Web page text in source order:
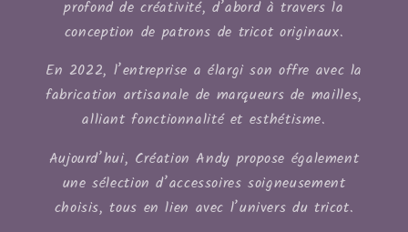
profond de créativité, d’abord à travers la
conception de patrons de tricot originaux.
En 2022, l’entreprise a élargi son offre avec la
fabrication artisanale de marqueurs de mailles,
alliant fonctionnalité et esthétisme.
Aujourd’hui, Création Andy propose également
une sélection d’accessoires soigneusement
choisis, tous en lien avec l’univers du tricot.